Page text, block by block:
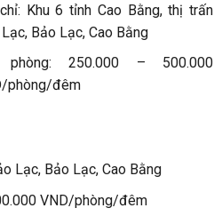
Khu 6 tỉnh Cao Bằng, thị trấn
Bảo Lạc, Cao Bằng
phòng: 250.000 – 500.000
phòng/đêm
Lạc, Bảo Lạc, Cao Bằng
VND/phòng/đêm